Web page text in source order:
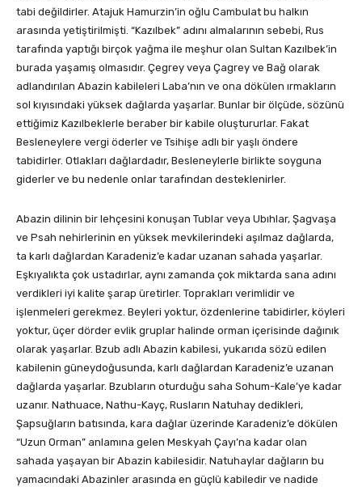
tabi değildirler. Atajuk Hamurzin’in oğlu Cambulat bu halkın
arasında yetiştirilmişti. “Kazılbek” adını almalarının sebebi, Rus
tarafında yaptığı birçok yağma ile meşhur olan Sultan Kazılbek’in
burada yaşamış olmasıdır. Çegrey veya Çagrey ve Bağ olarak
adlandırılan Abazin kabileleri Laba’nın ve ona dökülen ırmakların
sol kıyısındaki yüksek dağlarda yaşarlar. Bunlar bir ölçüde, sözünü
ettiğimiz Kazılbeklerle beraber bir kabile oluştururlar. Fakat
Besleneylere vergi öderler ve Tsihişe adlı bir yaşlı öndere
tabidirler. Otlakları dağlardadır, Besleneylerle birlikte soyguna
giderler ve bu nedenle onlar tarafından desteklenirler.
Abazin dilinin bir lehçesini konuşan Tublar veya Ubıhlar, Şagvaşa
ve Psah nehirlerinin en yüksek mevkilerindeki aşılmaz dağlarda,
ta karlı dağlardan Karadeniz’e kadar uzanan sahada yaşarlar.
Eşkıyalıkta çok ustadırlar, aynı zamanda çok miktarda sana adını
verdikleri iyi kalite şarap üretirler. Toprakları verimlidir ve
işlenmeleri gerekmez. Beyleri yoktur, özdenlerine tabidirler, köyleri
yoktur, üçer dörder evlik gruplar halinde orman içerisinde dağınık
olarak yaşarlar. Bzub adlı Abazin kabilesi, yukarıda sözü edilen
kabilenin güneydoğusunda, karlı dağlardan Karadeniz’e uzanan
dağlarda yaşarlar. Bzubların oturduğu saha Sohum-Kale’ye kadar
uzanır. Nathuace, Nathu-Kayç, Rusların Natuhay dedikleri,
Şapsuğların batısında, kara dağlar üzerinde Karadeniz’e dökülen
“Uzun Orman” anlamına gelen Meskyah Çayı’na kadar olan
sahada yaşayan bir Abazin kabilesidir. Natuhaylar dağların bu
yamacındaki Abazinler arasında en güçlü kabiledir ve nadide